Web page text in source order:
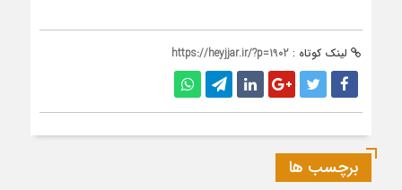
لینک کوتاه : https://heyjjar.ir/?p=1902
برچسب ها